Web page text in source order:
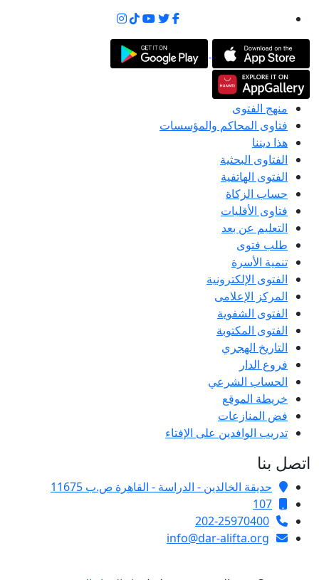
منهج الفتوى
فتاوى المحاكم والمؤسسات
هذا ديننا
الفتاوى البحثية
الفتوى الهاتفية
حساب الزكاة
فتاوى الأقليات
التعليم عن بعد
طلب فتوى
تنمية الأسرة
الفتوى الإلكترونية
المركز الإعلامى
الفتوى الشفوية
الفتوى المكتوبة
التاريخ الهجري
فروع الدار
الحساب الشرعي
خريطة الموقع
فض المنازعات
تدريب الوافدين على الإفتاء
اتصل بنا
حديقة الخالدين - الدراسة - القاهرة ص.ب 11675
107
202-25970400
info@dar-alifta.org